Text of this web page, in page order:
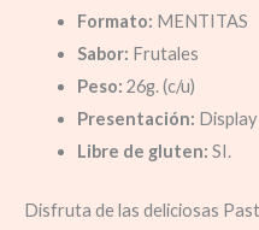
Formato: MENTITAS
Sabor: Frutales
Peso: 26g. (c/u)
Presentación:
Libre de gluten: SI.
Disfruta de las deliciosas